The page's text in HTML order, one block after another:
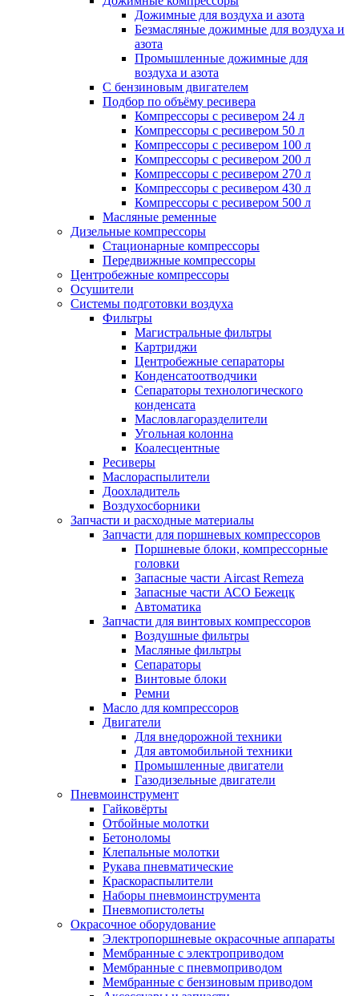
Дожимные для воздуха и азота
Безмасляные дожимные для воздуха и
азота
Промышленные дожимные для
воздуха и азота
С бензиновым двигателем
Подбор по объёму ресивера
Компрессоры с ресивером 24 л
Компрессоры с ресивером 50 л
Компрессоры с ресивером 100 л
Компрессоры с ресивером 200 л
Компрессоры с ресивером 270 л
Компрессоры с ресивером 430 л
Компрессоры с ресивером 500 л
Масляные ременные
Дизельные компрессоры
Стационарные компрессоры
Передвижные компрессоры
Центробежные компрессоры
Осушители
Системы подготовки воздуха
Фильтры
Магистральные фильтры
Картриджи
Центробежные сепараторы
Конденсатоотводчики
Сепараторы технологического
конденсата
Масловлагоразделители
Угольная колонна
Коалесцентные
Ресиверы
Маслораспылители
Доохладитель
Воздухосборники
Запчасти и расходные материалы
Запчасти для поршневых компрессоров
Поршневые блоки, компрессорные
головки
Запасные части Aircast Remeza
Запасные части АСО Бежецк
Автоматика
Запчасти для винтовых компрессоров
Воздушные фильтры
Масляные фильтры
Сепараторы
Винтовые блоки
Ремни
Масло для компрессоров
Двигатели
Для внедорожной техники
Для автомобильной техники
Промышленные двигатели
Газодизельные двигатели
Пневмоинструмент
Гайковёрты
Отбойные молотки
Бетоноломы
Клепальные молотки
Рукава пневматические
Краскораспылители
Наборы пневмоинструмента
Пневмопистолеты
Окрасочное оборудование
Электропоршневые окрасочные аппараты
Мембранные с электроприводом
Мембранные с пневмоприводом
Мембранные с бензиновым приводом